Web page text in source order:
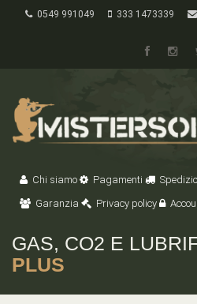
0549 991049 333 1473339
Chi siamo Pagamenti
Garanzia
Privacy policy
GAS, CO2 E
PLUS